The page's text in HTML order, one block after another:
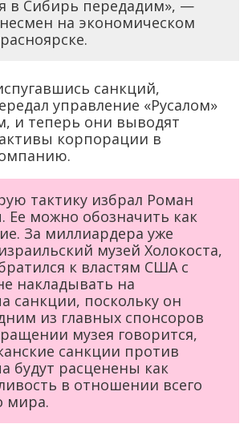
в Сибирь передадим», —
на экономическом
санкций,
управление «Русалом»
и теперь они выводят
корпорации в
тактику избрал Роман
Ее можно обозначить как
За миллиардера уже
музей Холокоста,
к властям США с
накладывать на
санкции, поскольку он
из главных спонсоров
музея говорится,
санкции против
будут расценены как
в отношении всего
мира.